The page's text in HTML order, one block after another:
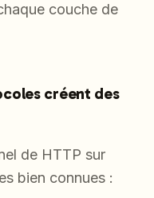
couche de
créent des
de HTTP sur
bien connues :